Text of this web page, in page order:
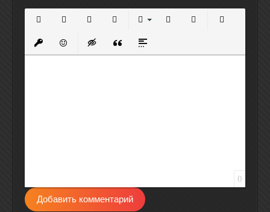
Вставить защищенную ссылку
Вставить смайлик
Вставка скрытого текста
Вставка цитаты
Вставка спойлера
0
Добавить комментарий